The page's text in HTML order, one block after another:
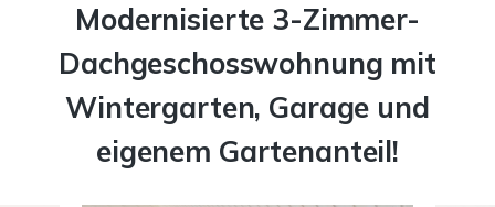
Modernisierte 3-Zimmer-
Dachgeschosswohnung mit
Wintergarten, Garage und
eigenem Gartenanteil!